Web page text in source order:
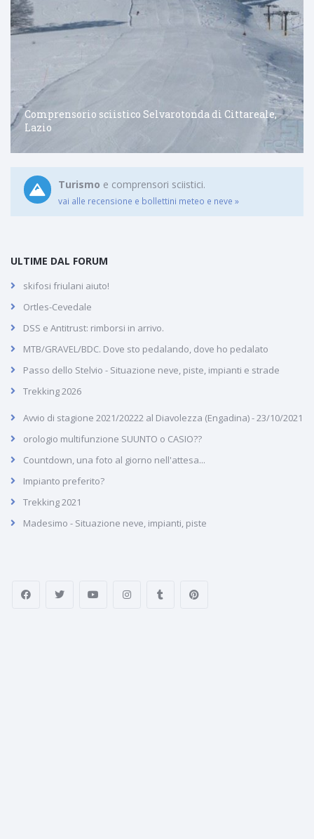
Comprensorio sciistico Selvarotonda di Cittareale,
Lazio
Turismo e comprensori sciistici.
vai alle recensione e bollettini meteo e neve »
ULTIME DAL FORUM
skifosi friulani aiuto!
Ortles-Cevedale
DSS e Antitrust: rimborsi in arrivo.
MTB/GRAVEL/BDC. Dove sto pedalando, dove ho pedalato
Passo dello Stelvio - Situazione neve, piste, impianti e strade
Trekking 2026
Avvio di stagione 2021/20222 al Diavolezza (Engadina) - 23/10/2021
orologio multifunzione SUUNTO o CASIO??
Countdown, una foto al giorno nell'attesa...
Impianto preferito?
Trekking 2021
Madesimo - Situazione neve, impianti, piste